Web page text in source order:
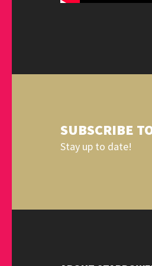
SUBSCRIBE
Stay up to date!